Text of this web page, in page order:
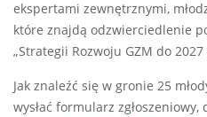
ekspertami zewnętrznymi,
które znajdą odzwierciedlenie
„Strategii Rozwoju GZM do
Jak znaleźć się w gronie 25
wysłać formularz